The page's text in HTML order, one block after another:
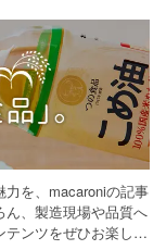
を、macaroniの記事
ん、製造現場や品質へ
ンツをぜひお楽しみ